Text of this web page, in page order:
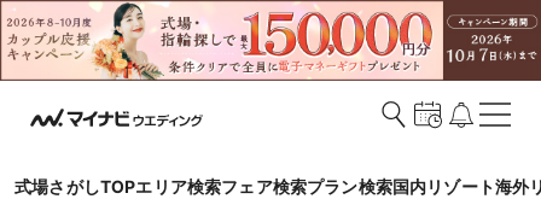
式場さがしTOPエリア検索フェア検索プラン検索国内リゾート海外